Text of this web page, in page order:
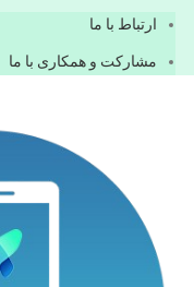
ارتباط با ما
مشاركت و همكاری با ما